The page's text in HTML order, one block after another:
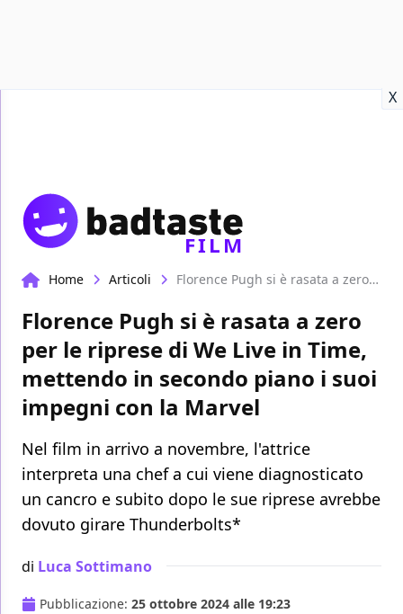
X
FILM
Home Articoli Florence Pugh si è rasata a zero per le riprese di We Live in Time, mettendo in secondo piano i suoi impegni con la Marvel
Florence Pugh si è rasata a zero
per le riprese di We Live in Time,
mettendo in secondo piano i suoi
impegni con la Marvel
Nel film in arrivo a novembre, l'attrice
interpreta una chef a cui viene diagnosticato
un cancro e subito dopo le sue riprese avrebbe
dovuto girare Thunderbolts*
di Luca Sottimano
Pubblicazione: 25 ottobre 2024 alle 19:23